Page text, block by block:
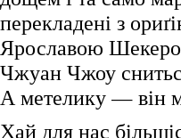
перекладені з
Ярославою
Чжуан Чжоу
А метелику — він
Хай для нас